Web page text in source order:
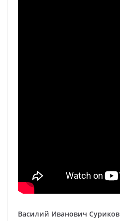
Василий Иванович Суриков